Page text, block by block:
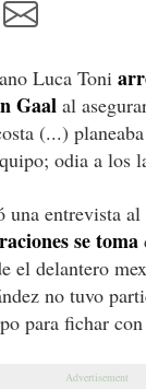
Luca Toni
Gaal al
(...)
odia a los
una entrevista
se toma
el delantero
no tuvo
para fichar